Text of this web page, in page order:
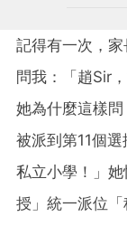
記得有一次，
問我：「趙Sir
她為什麼這樣
被派到第11個選
私立小學！」
授」統一派位「